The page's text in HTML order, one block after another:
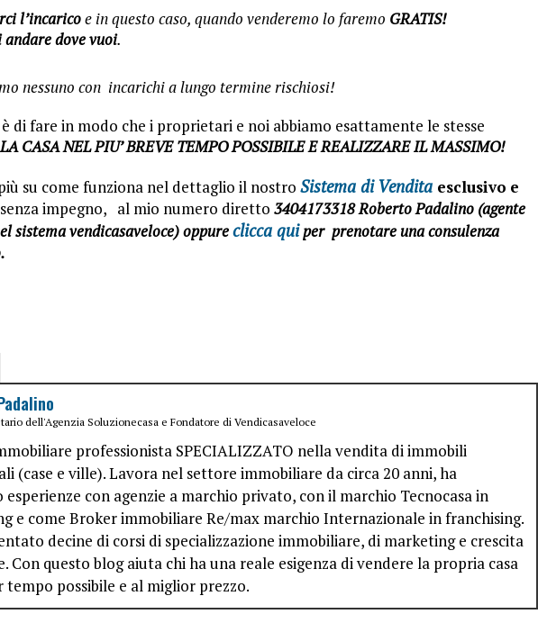
l’incaricoe in questo caso, quando venderemo lo faremo GRATIS!
dove vuoi.
nessuno con incarichi a lungo termine rischiosi!
è di fare in modo che i proprietari e noi abbiamo esattamente le stesse
CASA NEL PIU’ BREVE TEMPO POSSIBILE E REALIZZARE IL MASSIMO!
su come funziona nel dettaglio il nostro Sistema di Vendita esclusivo e
senza impegno, al mio numero diretto 3404173318 Roberto Padalino (agente
sistema vendicasaveloce) oppureclicca quiper prenotare una consulenza
dell'Agenzia Soluzionecasa e Fondatore di Vendicasaveloce
professionista SPECIALIZZATO nella vendita di immobili
(case e ville). Lavora nel settore immobiliare da circa 20 anni, ha
con agenzie a marchio privato, con il marchio Tecnocasa in
e come Broker immobiliare Re/max marchio Internazionale in franchising.
decine di corsi di specializzazione immobiliare, di marketing e crescita
Con questo blog aiuta chi ha una reale esigenza di vendere la propria casa
tempo possibile e al miglior prezzo.